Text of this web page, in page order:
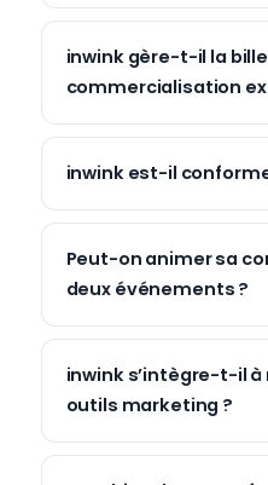
inwink gère-t-il la
commercialisation
inwink est-il conforme
Peut-on animer sa
deux événements ?
inwink s’intègre-t-il à
outils marketing ?